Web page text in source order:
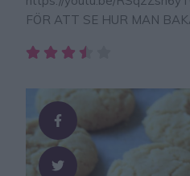
FÖR ATT SE HUR MAN
varken socker eller vetemjöl.
fikat. TIPS! Följ gärna Lindas
bakskola på Instagram
bakskola NYTTIGA
klicka här! TILL DIABETIKER: